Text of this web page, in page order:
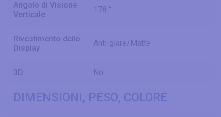
Angolo di Visione
Verticale
178 °
Rivestimento dello
Display
Anti-glare/Matte
3D No
DIMENSIONI, PESO, COLORE